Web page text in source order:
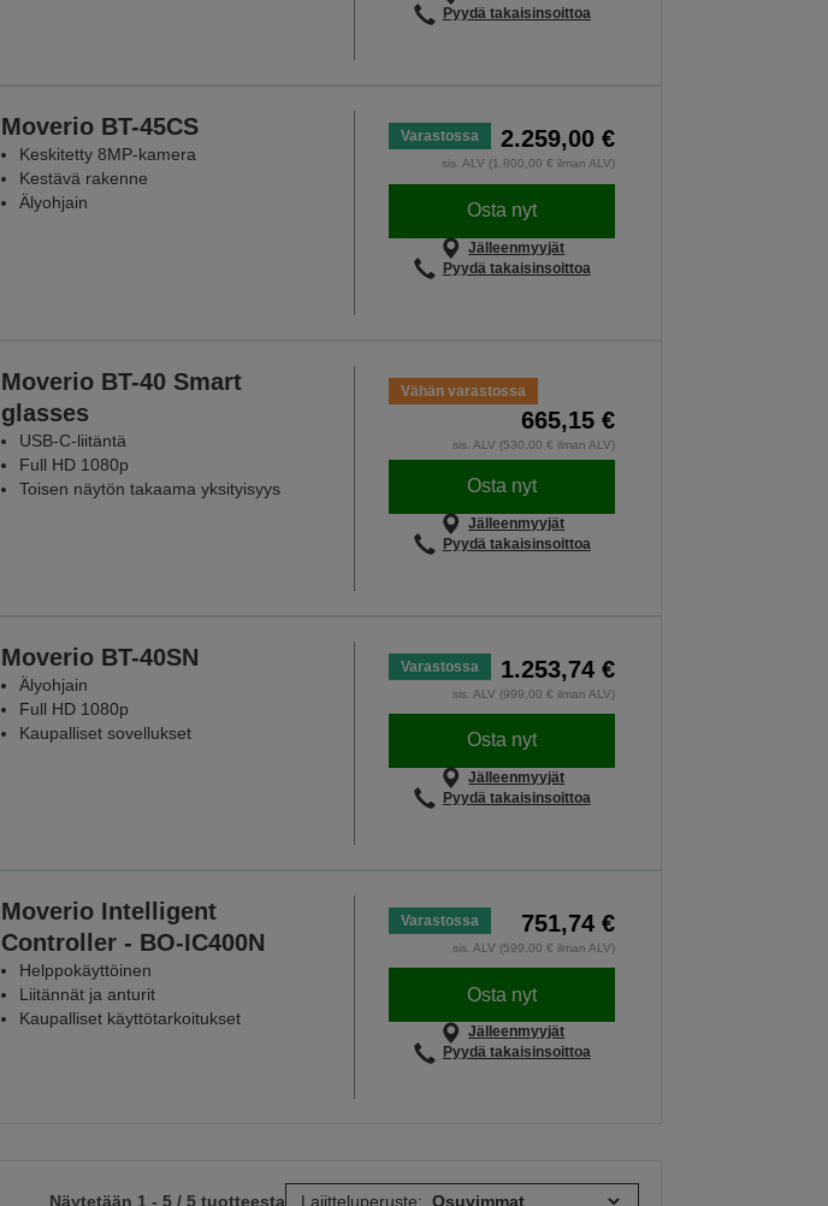
Pyydä takaisinsoittoa
Moverio BT-45CS
Keskitetty 8MP-kamera
Kestävä rakenne
Älyohjain
Varastossa 2.259,00 €
sis. ALV (1.800,00 € ilman ALV)
Osta nyt
Jälleenmyyjät
Pyydä takaisinsoittoa
Moverio BT-40 Smart
glasses
USB-C-liitäntä
Full HD 1080p
Toisen näytön takaama yksityisyys
Vähän varastossa
665,15 €
sis. ALV (530,00 € ilman ALV)
Osta nyt
Jälleenmyyjät
Pyydä takaisinsoittoa
Moverio BT-40SN
Älyohjain
Full HD 1080p
Kaupalliset sovellukset
Varastossa 1.253,74 €
sis. ALV (999,00 € ilman ALV)
Osta nyt
Jälleenmyyjät
Pyydä takaisinsoittoa
Moverio Intelligent
Controller - BO-IC400N
Helppokäyttöinen
Liitännät ja anturit
Kaupalliset käyttötarkoitukset
Varastossa 751,74 €
sis. ALV (599,00 € ilman ALV)
Osta nyt
Jälleenmyyjät
Pyydä takaisinsoittoa
Näytetään 1 - 5 / 5 tuotteesta Lajitteluperuste: